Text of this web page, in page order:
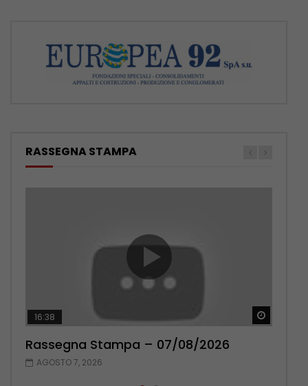
RASSEGNA STAMPA
16:38
Rassegna Stampa – 07/08/2026
AGOSTO 7, 2026
17:38
Rassegna Stampa – 06/08/2026
AGOSTO 6, 2026